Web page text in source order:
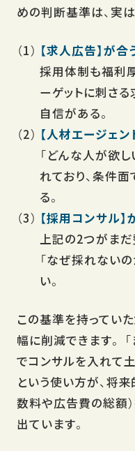
めの判断基準は、実は
【求人広告】が合
採用体制も福利
ーゲットに刺さ
自信がある。
【人材エージェン
「どんな人が欲
れており、条件
る。
【採用コンサル】
上記の2つがま
「なぜ採れない
い。
この基準を持ってい
幅に削減できます。 「
でコンサルを入れて
という使い方が、将
数料や広告費の総額
出ています。